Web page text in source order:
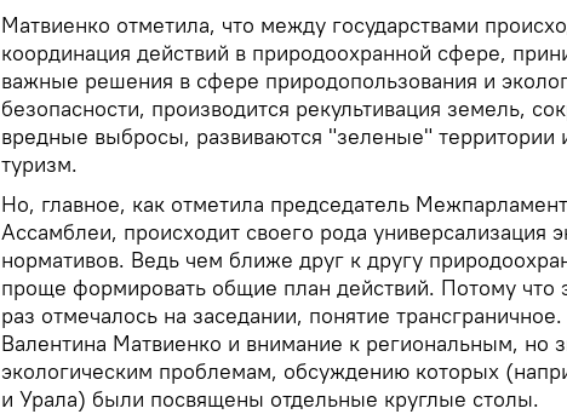
Матвиенко отметила, что между государствами
координация действий в природоохранной сфере,
важные решения в сфере природопользования и
безопасности, производится рекультивация земель,
вредные выбросы, развиваются "зеленые" территории
туризм.
Но, главное, как отметила председатель
Ассамблеи, происходит своего рода универсализация
нормативов. Ведь чем ближе друг к другу
проще формировать общие план действий. Потому что
раз отмечалось на заседании, понятие
Валентина Матвиенко и внимание к региональным, но
экологическим проблемам, обсуждению которых
и Урала) были посвящены отдельные круглые столы.